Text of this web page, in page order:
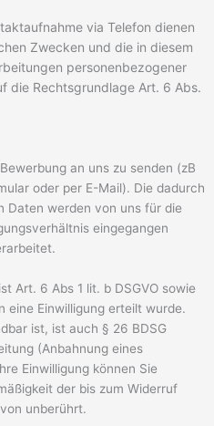
via Telefon dienen
Zwecken und die in diesem
personenbezogener
die Rechtsgrundlage Art. 6 Abs.
an uns zu senden (zB
oder per E-Mail). Die dadurch
Daten werden von uns für die
eingegangen
Art. 6 Abs 1 lit. b DSGVO sowie
eine Einwilligung erteilt wurde.
ist, ist auch § 26 BDSG
(Anbahnung eines
Einwilligung können Sie
der bis zum Widerruf
unberührt.